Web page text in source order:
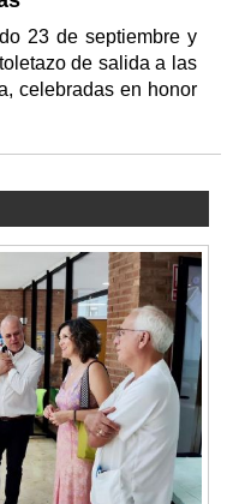
23 de septiembre y
de salida a las
celebradas en honor